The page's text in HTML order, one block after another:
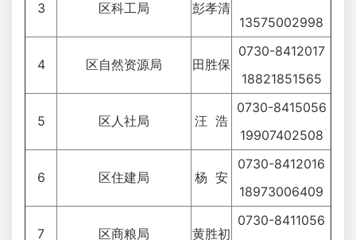
3 区科工局 彭孝清
13575002998
4 区自然资源局 田胜保
0730-8412017
18821851565
5 区人社局 汪 浩
0730-8415056
19907402508
6 区住建局 杨 安
0730-8412016
18973006409
7 区商粮局 黄胜初
0730-8411056